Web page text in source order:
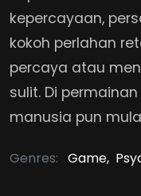
kepercayaan,
kokoh perlahan
percaya atau
sulit. Di
manusia pun
Genres: Game,